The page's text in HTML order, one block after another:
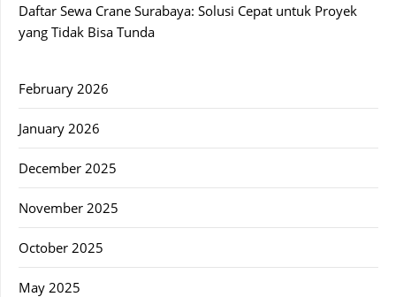
Daftar Sewa Crane Surabaya: Solusi Cepat untuk Proyek
yang Tidak Bisa Tunda
February 2026
January 2026
December 2025
November 2025
October 2025
May 2025